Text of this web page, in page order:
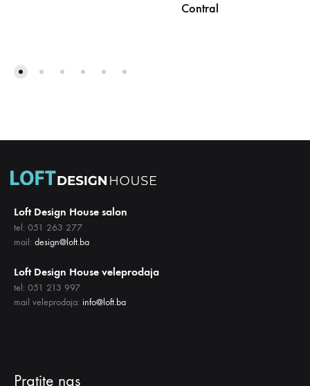
Contral
Loft Design House salon
tel: 051 263 277
mail: design@loft.ba
Loft Design House veleprodaja
tel: 051 213 997
mail veleprodaja: info@loft.ba
Pratite nas